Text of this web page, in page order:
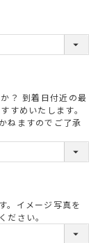
？ 到着日付近の最
すめいたします。
ねますのでご了承
。イメージ写真を
ださい。